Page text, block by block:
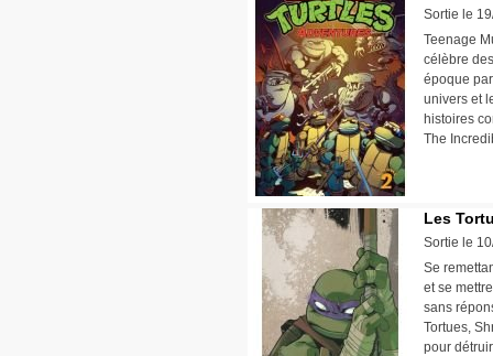
Sortie le
Teenage
célèbre
époque
univers et
histoires
The
Les
Sortie le
Se
et se
sans
Tortues,
pour